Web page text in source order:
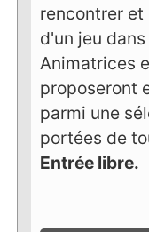
rencontrer et
d'un jeu
Animatrices
proposeront
parmi une
portées de
Entrée libre.